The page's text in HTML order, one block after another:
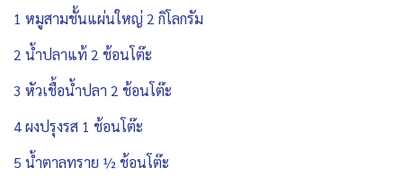
1 หมูสามชั้นแผ่นใหญ่ 2 กิโลกรัม
2 น้ำปลาแท้ 2 ช้อนโต๊ะ
3 หัวเชื้อน้ำปลา 2 ช้อนโต๊ะ
4 ผงปรุงรส 1 ช้อนโต๊ะ
5 น้ำตาลทราย ½ ช้อนโต๊ะ